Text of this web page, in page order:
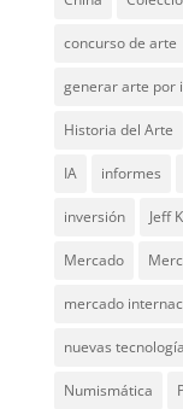
concurso de arte
generar arte por
Historia del Arte
IA informes
inversión Jeff
Mercado
mercado
nuevas
Numismática